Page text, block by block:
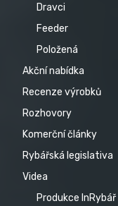
Dravci
Feeder
Položená
Akční nabídka
Recenze výrobků
Rozhovory
Komerční články
Rybářská legislativa
Videa
Produkce InRybář